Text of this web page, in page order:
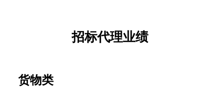
货物类
招标代理业绩